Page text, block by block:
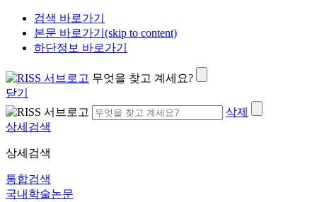
검색 바로가기
본문 바로가기(skip to content)
하단정보 바로가기
무엇을 찾고 계세요?
닫기
삭제
상세검색
상세검색
통합검색
국내학술논문